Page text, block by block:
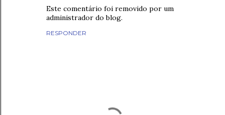
Este comentário foi removido por um
administrador do blog.
RESPONDER